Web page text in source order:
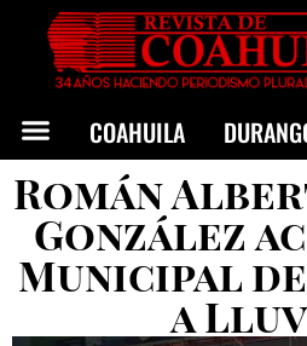
COAHUILA
Román
González
Municipal
a